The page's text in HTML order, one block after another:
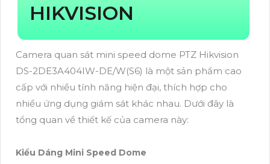
HIKVISION
Camera quan sát mini speed dome PTZ Hikvision
DS-2DE3A404IW-DE/W(S6) là một sản phẩm cao
cấp với nhiều tính năng hiện đại, thích hợp cho
nhiều ứng dụng giám sát khác nhau. Dưới đây là
tổng quan về thiết kế của camera này:
Kiểu Dáng Mini Speed Dome